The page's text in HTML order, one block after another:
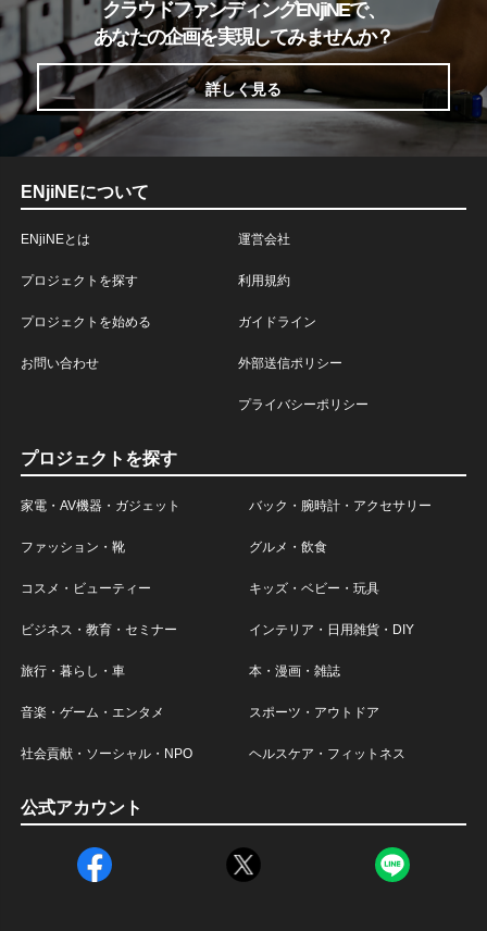
クラウドファンディングENjiNEで、
あなたの企画を実現してみませんか？
詳しく見る
ENjiNEについて
ENjiNEとは
プロジェクトを探す
プロジェクトを始める
お問い合わせ
運営会社
利用規約
ガイドライン
外部送信ポリシー
プライバシーポリシー
プロジェクトを探す
家電・AV機器・ガジェット バック・腕時計・アクセサリー
ファッション・靴 グルメ・飲食
コスメ・ビューティー キッズ・ベビー・玩具
ビジネス・教育・セミナー インテリア・日用雑貨・DIY
旅行・暮らし・車 本・漫画・雑誌
音楽・ゲーム・エンタメ スポーツ・アウトドア
社会貢献・ソーシャル・NPO ヘルスケア・フィットネス
公式アカウント